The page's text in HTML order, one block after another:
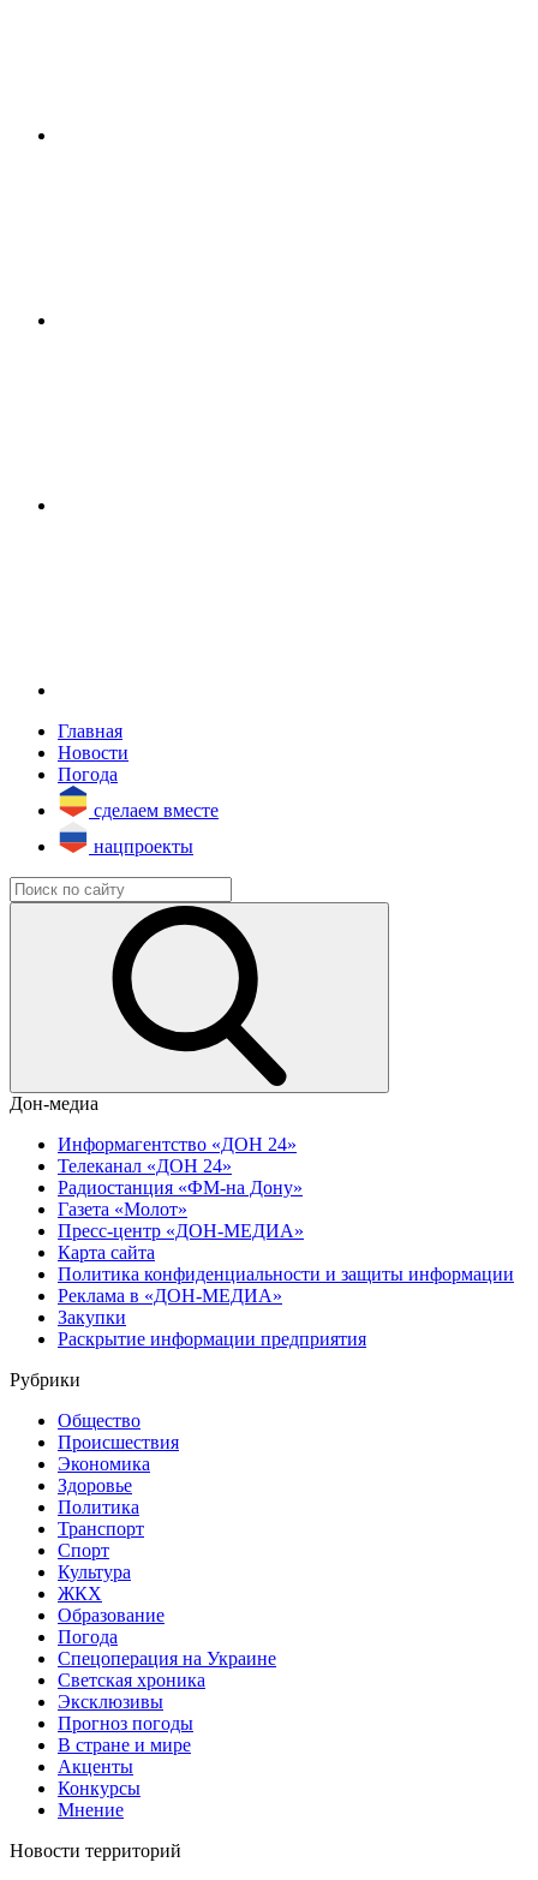
Главная
Новости
Погода
сделаем вместе
нацпроекты
Дон-медиа
Информагентство «ДОН 24»
Телеканал «ДОН 24»
Радиостанция «ФМ-на Дону»
Газета «Молот»
Пресс-центр «ДОН-МЕДИА»
Карта сайта
Политика конфиденциальности и защиты информации
Реклама в «ДОН-МЕДИА»
Закупки
Раскрытие информации предприятия
Рубрики
Общество
Происшествия
Экономика
Здоровье
Политика
Транспорт
Спорт
Культура
ЖКХ
Образование
Погода
Спецоперация на Украине
Светская хроника
Эксклюзивы
Прогноз погоды
В стране и мире
Акценты
Конкурсы
Мнение
Новости территорий